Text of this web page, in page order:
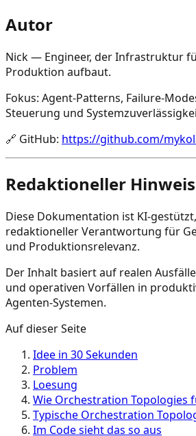
Autor
Nick — Engineer, der Infrastruktur
Produktion aufbaut.
Fokus: Agent-Patterns, Failure-
Steuerung und
🔗 GitHub: https://github.com/
Redaktioneller Hinweis
Diese Dokumentation ist KI-
redaktioneller Verantwortung für
und Produktionsrelevanz.
Der Inhalt basiert auf realen
und operativen Vorfällen in
Agenten-Systemen.
Auf dieser Seite
Idee in 30 Sekunden
Problem
Loesung
Wie Orchestration Topologies
Typische Orchestration
Im Code sieht das so aus